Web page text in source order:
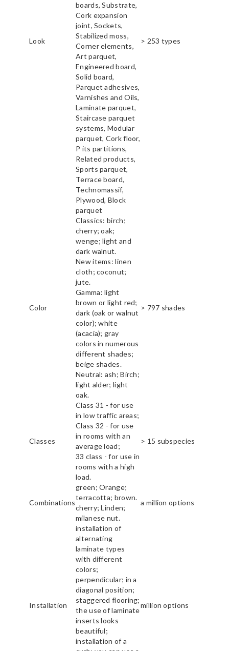
Look
boards, Substrate,
Cork expansion
joint, Sockets,
Stabilized moss,
Corner elements,
Art parquet,
Engineered board,
Solid board,
Parquet adhesives,
Varnishes and Oils,
Laminate parquet,
Staircase parquet
systems, Modular
parquet, Cork floor,
P its partitions,
Related products,
Sports parquet,
Terrace board,
Technomassif,
Plywood, Block
parquet
> 253 types
Color
Classics: birch;
cherry; oak;
wenge; light and
dark walnut.
New items: linen
cloth; coconut;
jute.
Gamma: light
brown or light red;
dark (oak or walnut
color); white
(acacia); gray
colors in numerous
different shades;
beige shades.
Neutral: ash; Birch;
light alder; light
oak.
> 797 shades
Classes
Class 31 - for use
in low traffic areas;
Class 32 - for use
in rooms with an
average load;
33 class - for use in
rooms with a high
load.
> 15 subspecies
Combinations
green; Orange;
terracotta; brown.
cherry; Linden;
milanese nut.
a million options
Installation
installation of
alternating
laminate types
with different
colors;
perpendicular; in a
diagonal position;
staggered flooring;
the use of laminate
inserts looks
beautiful;
installation of a
million options